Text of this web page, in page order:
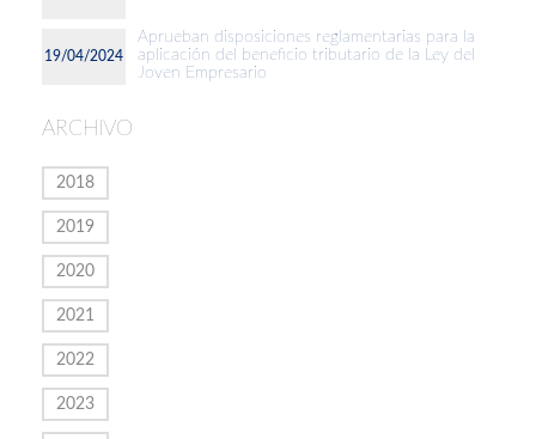
19/04/2024
Aprueban disposiciones reglamentarias para la
aplicación del beneficio tributario de la Ley del
Joven Empresario
ARCHIVO
2018
2019
2020
2021
2022
2023